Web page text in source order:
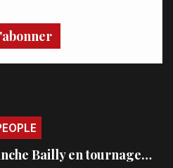
Bailly en tournage…